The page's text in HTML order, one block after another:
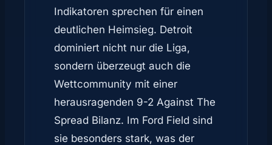
Indikatoren sprechen für einen
deutlichen Heimsieg. Detroit
dominiert nicht nur die Liga,
sondern überzeugt auch die
Wettcommunity mit einer
herausragenden 9-2 Against The
Spread Bilanz. Im Ford Field sind
sie besonders stark, was der